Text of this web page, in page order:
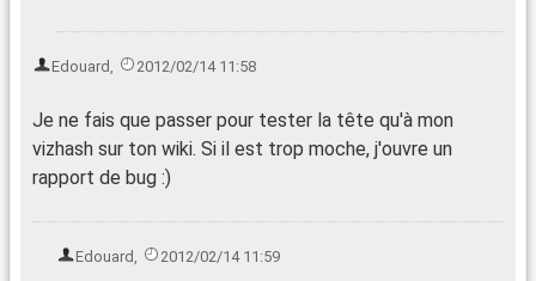
Edouard, 2012/02/14 11:58
Je ne fais que passer pour tester la tête qu'à mon
vizhash sur ton wiki. Si il est trop moche, j'ouvre un
rapport de bug :)
Edouard, 2012/02/14 11:59